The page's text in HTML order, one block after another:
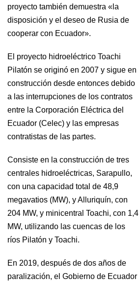
proyecto también demuestra «la
disposición y el deseo de Rusia de
cooperar con Ecuador».
El proyecto hidroeléctrico Toachi
Pilatón se originó en 2007 y sigue en
construcción desde entonces debido
a las interrupciones de los contratos
entre la Corporación Eléctrica del
Ecuador (Celec) y las empresas
contratistas de las partes.
Consiste en la construcción de tres
centrales hidroeléctricas, Sarapullo,
con una capacidad total de 48,9
megavatios (MW), y Alluriquín, con
204 MW, y minicentral Toachi, con 1,4
MW, utilizando las cuencas de los
ríos Pilatón y Toachi.
En 2019, después de dos años de
paralización, el Gobierno de Ecuador